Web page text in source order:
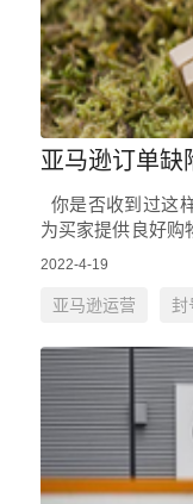
亚马逊订单缺
你是否收到过这
为买家提供良好购
验满意度的一个直
2022-4-19
亚马逊运营 封